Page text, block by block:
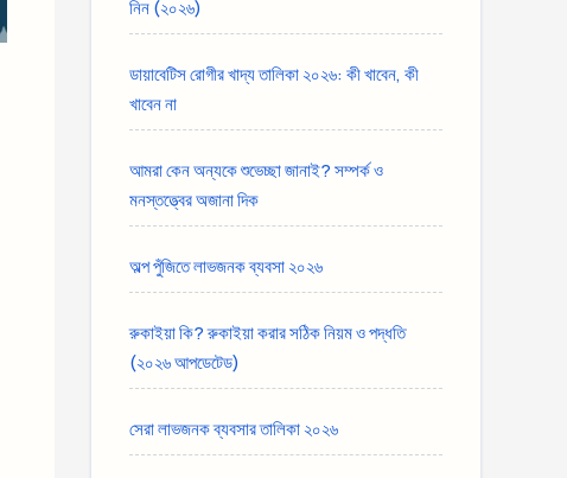
নিন (২০২৬)
ডায়াবেটিস রোগীর খাদ্য তালিকা ২০২৬: কী খাবেন, কী
খাবেন না
আমরা কেন অন্যকে শুভেচ্ছা জানাই? সম্পর্ক ও
মনস্তত্ত্বের অজানা দিক
অল্প পুঁজিতে লাভজনক ব্যবসা ২০২৬
রুকাইয়া কি? রুকাইয়া করার সঠিক নিয়ম ও পদ্ধতি
(২০২৬ আপডেটেড)
সেরা লাভজনক ব্যবসার তালিকা ২০২৬